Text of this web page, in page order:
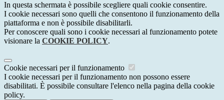
In questa schermata è possibile scegliere quali cookie consentire.
I cookie necessari sono quelli che consentono il funzionamento della
piattaforma e non è possibile disabilitarli.
Per conoscere quali sono i cookie necessari al funzionamento potete
visionare la COOKIE POLICY.
Cookie necessari per il funzionamento
I cookie necessari per il funzionamento non possono essere
disabilitati. È possibile consultare l'elenco nella pagina della cookie
policy.